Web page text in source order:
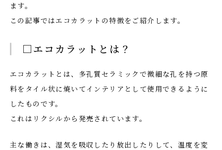
ます。
この記事ではエコカラットの特徴をご紹介します。
□エコカラットとは？
エコカラットとは、多孔質セラミックで微細な孔を持つ原
料をタイル状に焼いてインテリアとして使用できるように
したものです。
これはリクシルから発売されています。
主な働きは、湿気を吸収したり放出したりして、温度を変